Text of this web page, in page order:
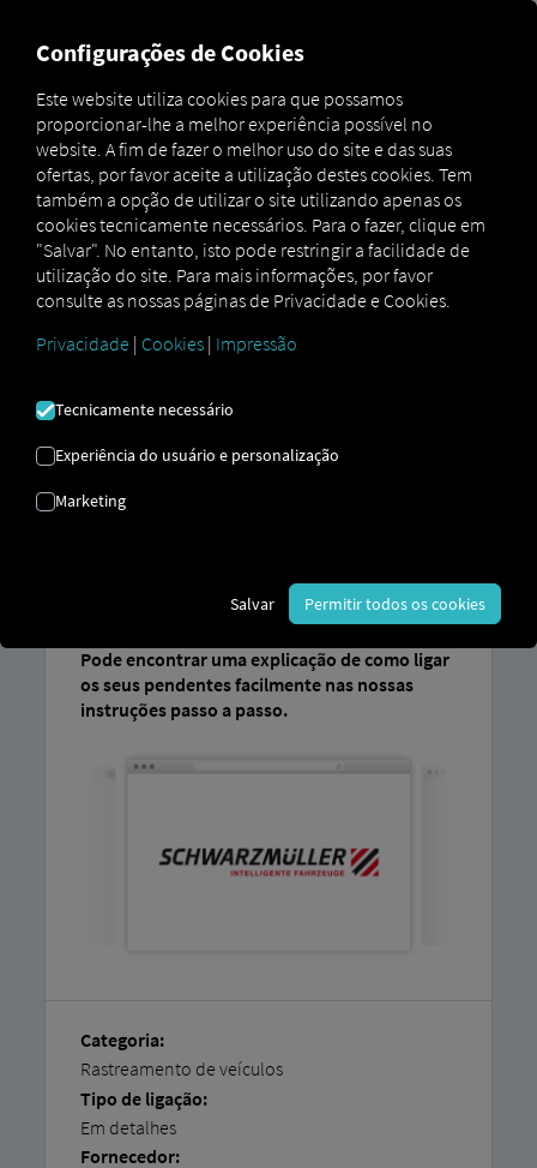
Marketplace Connectors Schwarzmüller Connect
SCHWARZMÜLLER
CONECTAR
Possui reboques do nosso parceiro
na sua frota? Assim, ligue-os
diretamente à
com o sistema de telemática inteligente SWIT
Pode encontrar uma explicação de como ligar
os seus pendentes facilmente nas nossas
instruções passo a passo.
Categoria:
Rastreamento de veículos
Tipo de ligação:
Em detalhes
Fornecedor:
Configurações de Cookies
Este website utiliza cookies para que possamos
proporcionar-lhe a melhor experiência possível no
website. A fim de fazer o melhor uso do site e das suas
ofertas, por favor aceite a utilização destes cookies. Tem
também a opção de utilizar o site utilizando apenas os
cookies tecnicamente necessários. Para o fazer, clique em
"Salvar". No entanto, isto pode restringir a facilidade de
utilização do site. Para mais informações, por favor
consulte as nossas páginas de Privacidade e Cookies.
Privacidade | Cookies | Impressão
Tecnicamente necessário
Experiência do usuário e personalização
Marketing
Salvar Permitir todos os cookies